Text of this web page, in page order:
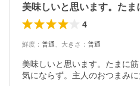
4
鮮度 ： 普通 大きさ ： 普通
美味しいと思います。たまに
気にならず。主人のおつまみに